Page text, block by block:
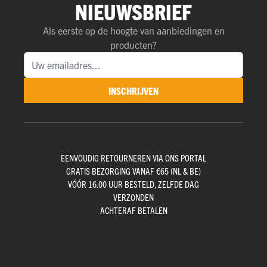
NIEUWSBRIEF
Als eerste op de hoogte van aanbiedingen en
producten?
INSCHRIJVEN
EENVOUDIG RETOURNEREN VIA ONS PORTAL
GRATIS BEZORGING VANAF €65 (NL & BE)
VÓÓR 16.00 UUR BESTELD, ZELFDE DAG
VERZONDEN
ACHTERAF BETALEN